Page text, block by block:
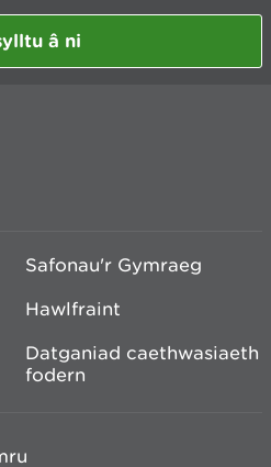
â ni
Safonau'r Gymraeg
Hawlfraint
Datganiad caethwasiaeth
fodern